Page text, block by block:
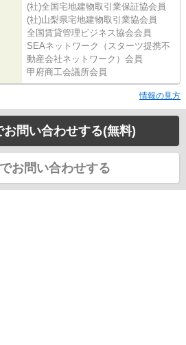
(社)全国宅地建物取引業保証協会員
(社)山梨県宅地建物取引業協会員
全国賃貸管理ビジネス協会会員
SEAネットワーク（スターツ提携不
動産会社ネットワーク）会員
甲府商工会議所会員
情報の見方
お問い合わせする(無料)
お問い合わせする